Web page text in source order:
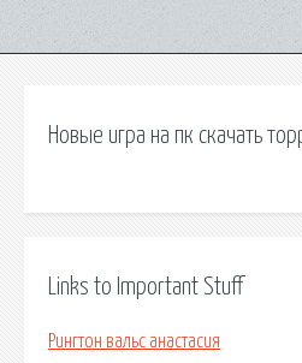
Новые игра на пк скачать
Links to Important Stuff
Рингтон вальс анастасия